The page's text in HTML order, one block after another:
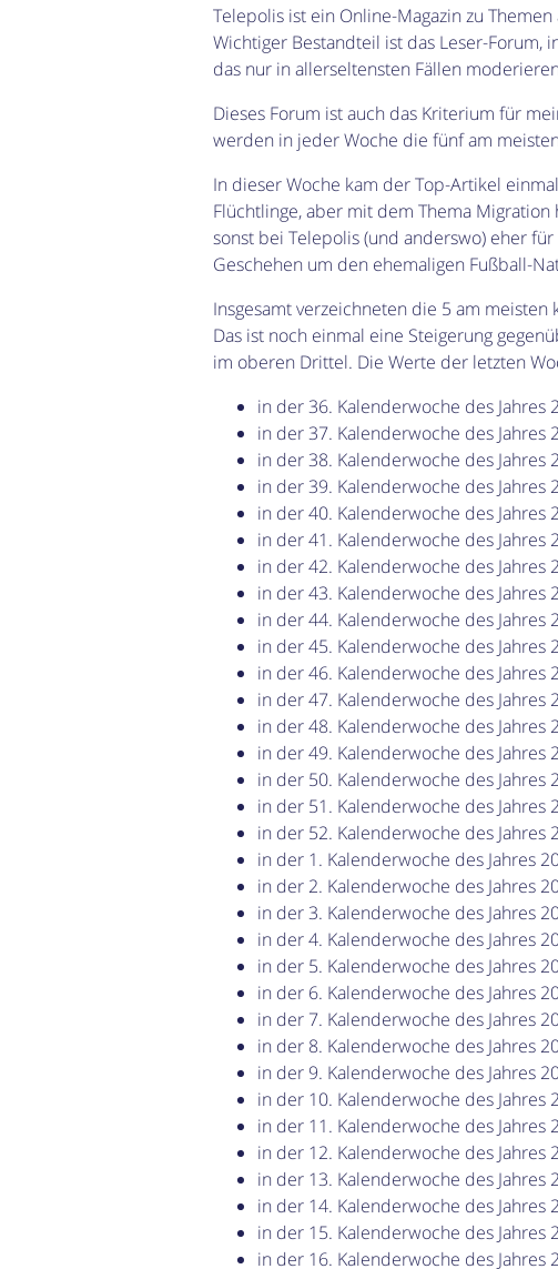
Telepolis ist ein Online-Magazin zu
Wichtiger Bestandteil ist das Leser-
das nur in allerseltensten Fällen
Dieses Forum ist auch das Kriterium für
werden in jeder Woche die fünf am
In dieser Woche kam der Top-Artikel
Flüchtlinge, aber mit dem Thema
sonst bei Telepolis (und anderswo) eher
Geschehen um den ehemaligen Fußball-
Insgesamt verzeichneten die 5 am
Das ist noch einmal eine Steigerung
im oberen Drittel. Die Werte der letzten
in der 36. Kalenderwoche des Jahres
in der 37. Kalenderwoche des Jahres
in der 38. Kalenderwoche des Jahres
in der 39. Kalenderwoche des Jahres
in der 40. Kalenderwoche des Jahres
in der 41. Kalenderwoche des Jahres
in der 42. Kalenderwoche des Jahres
in der 43. Kalenderwoche des Jahres
in der 44. Kalenderwoche des Jahres
in der 45. Kalenderwoche des Jahres
in der 46. Kalenderwoche des Jahres
in der 47. Kalenderwoche des Jahres
in der 48. Kalenderwoche des Jahres
in der 49. Kalenderwoche des Jahres
in der 50. Kalenderwoche des Jahres
in der 51. Kalenderwoche des Jahres
in der 52. Kalenderwoche des Jahres
in der 1. Kalenderwoche des Jahres
in der 2. Kalenderwoche des Jahres
in der 3. Kalenderwoche des Jahres
in der 4. Kalenderwoche des Jahres
in der 5. Kalenderwoche des Jahres
in der 6. Kalenderwoche des Jahres
in der 7. Kalenderwoche des Jahres
in der 8. Kalenderwoche des Jahres
in der 9. Kalenderwoche des Jahres
in der 10. Kalenderwoche des Jahres
in der 11. Kalenderwoche des Jahres
in der 12. Kalenderwoche des Jahres
in der 13. Kalenderwoche des Jahres
in der 14. Kalenderwoche des Jahres
in der 15. Kalenderwoche des Jahres
in der 16. Kalenderwoche des Jahres